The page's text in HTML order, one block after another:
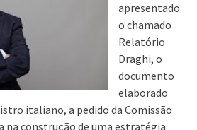
apresentado
o chamado
Relatório
Draghi, o
documento
elaborado
italiano, a pedido da Comissão
na construção de uma estratégia